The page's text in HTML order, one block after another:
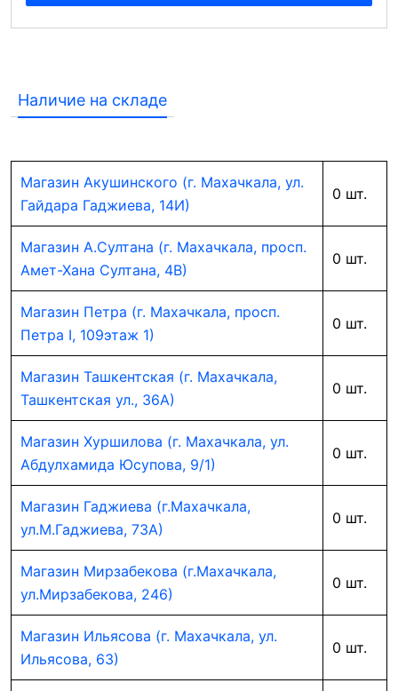
Наличие на складе
Магазин Акушинского (г. Махачкала, ул.
Гайдара Гаджиева, 14И)
0 шт.
Магазин А.Султана (г. Махачкала, просп.
Амет-Хана Султана, 4В)
0 шт.
Магазин Петра (г. Махачкала, просп.
Петра I, 109этаж 1)
0 шт.
Магазин Ташкентская (г. Махачкала,
Ташкентская ул., 36А)
0 шт.
Магазин Хуршилова (г. Махачкала, ул.
Абдулхамида Юсупова, 9/1)
0 шт.
Магазин Гаджиева (г.Махачкала,
ул.М.Гаджиева, 73А)
0 шт.
Магазин Мирзабекова (г.Махачкала,
ул.Мирзабекова, 246)
0 шт.
Магазин Ильясова (г. Махачкала, ул.
Ильясова, 63)
0 шт.